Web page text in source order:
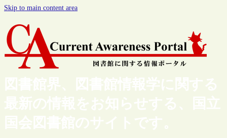
Skip to main content area
図書館界、図書館情報学に関する
最新の情報をお知らせする、国立
国会図書館のサイトです。